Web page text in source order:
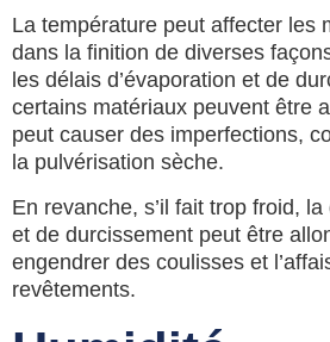
La température peut affecter les
dans la finition de diverses
les délais d’évaporation et de
certains matériaux peuvent être
peut causer des imperfections,
la pulvérisation sèche.
En revanche, s’il fait trop froid, la
et de durcissement peut être
engendrer des coulisses et
revêtements.